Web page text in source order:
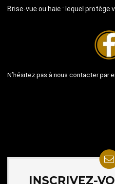
Brise-vue ou haie : lequel protège
N’hésitez pas à nous contacter par
INSCRIVEZ-